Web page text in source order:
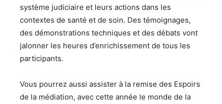
système judiciaire et leurs actions dans les
contextes de santé et de soin. Des témoignages,
des démonstrations techniques et des débats vont
jalonner les heures d’enrichissement de tous les
participants.
Vous pourrez aussi assister à la remise des Espoirs
de la médiation, avec cette année le monde de la